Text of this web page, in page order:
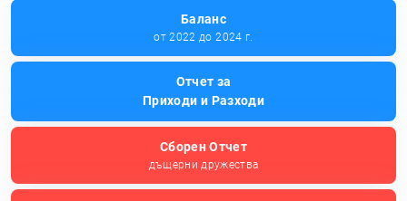
Баланс
от 2022 до 2024 г.
Отчет за
Приходи и Разходи
Сборен Отчет
дъщерни дружества